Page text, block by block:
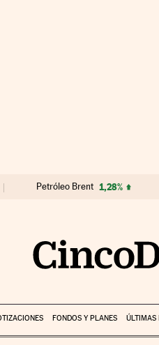
Petróleo Brent 1,28%
FONDOS Y PLANES ÚLTIMAS